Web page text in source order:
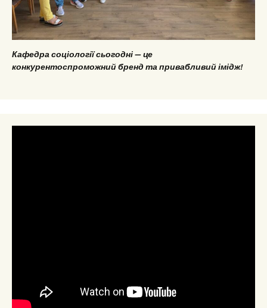
Кафедра соціології сьогодні — це
конкурентоспроможний бренд та привабливий імідж!